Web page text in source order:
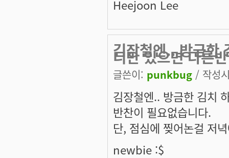
Heejoon Lee
김장철엔.. 방금한
니만 있으면 다른반
글쓴이: punkbug / 작성
김장철엔.. 방금한 김치
반찬이 필요없습니다.
단, 점심에 찢어논걸 저
newbie :$